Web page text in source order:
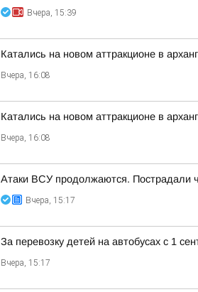
Вчера, 15:39
Катались на новом аттракционе в
Вчера, 16:08
Катались на новом аттракционе в
Вчера, 16:08
Атаки ВСУ продолжаются. Пострадали
Вчера, 15:17
За перевозку детей на автобусах с 1
Вчера, 15:17